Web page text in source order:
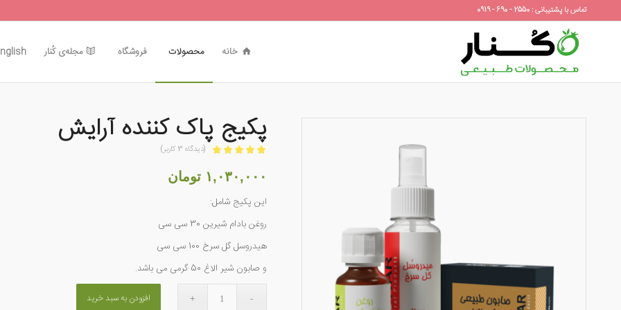
تماس با پشتیبانی : 2550 - 690 - 0919
خانه محصولات فروشگاه مجله‌ی کُنار
پکیج پاک کننده آرایش
از 5 در
مشتری
(دیدگاه 3 کاربر)
۱,۰۳۰,۰۰۰ تومان
این پکیج شامل:
روغن بادام شیرین 30 سی سی
هیدروسل گل سرخ 100 سی سی
و صابون شیر الاغ 50 گرمی می باشد.
افزودن به سبد خرید